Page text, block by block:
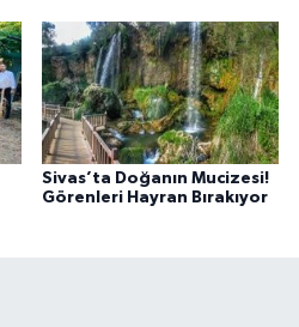
Sivas’ta Doğanın Mucizesi!
Görenleri Hayran Bırakıyor